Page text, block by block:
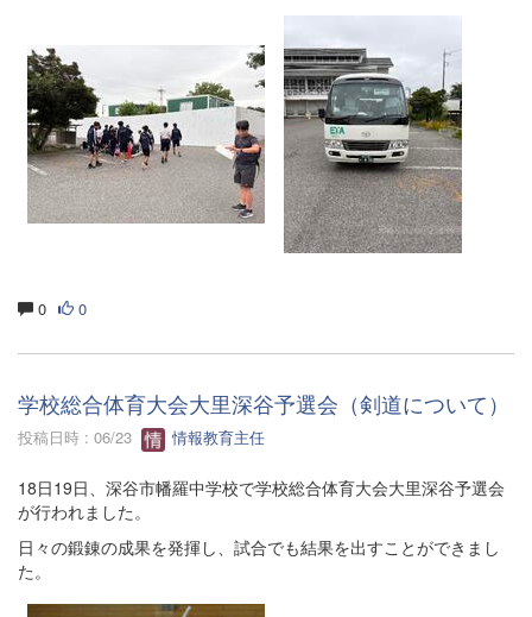
0 0
学校総合体育大会大里深谷予選会（剣道について）
投稿日時 : 06/23 情報教育主任
18日19日、深谷市幡羅中学校で学校総合体育大会大里深谷予選会
が行われました。
日々の鍛錬の成果を発揮し、試合でも結果を出すことができまし
た。